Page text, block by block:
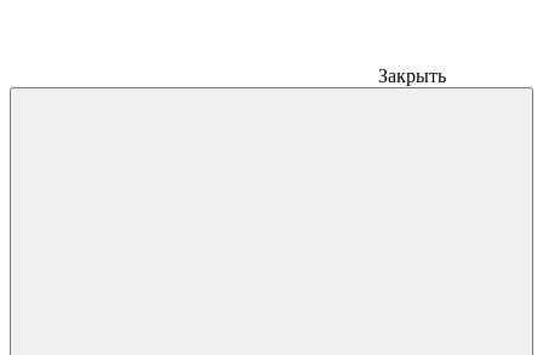
Закрыть